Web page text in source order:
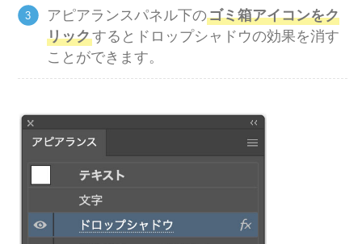
アピアランスパネル下のゴミ箱アイコンをク
リックするとドロップシャドウの効果を消す
ことができます。